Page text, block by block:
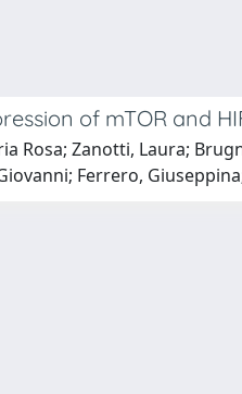
of mTOR and
Rosa; Zanotti, Laura;
Ferrero,